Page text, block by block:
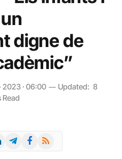
digne de
2023 · 06:00 Updated: 8
Read
TelegramFacebook
RSS